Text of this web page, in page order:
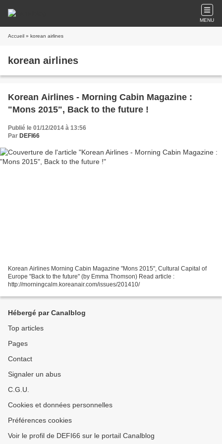
MENU
Accueil » korean airlines
korean airlines
Korean Airlines - Morning Cabin Magazine :
"Mons 2015", Back to the future !
Publié le 01/12/2014 à 13:56
Par DEFI66
Korean Airlines Morning Cabin Magazine "Mons 2015", Cultural Capital of
Europe "Back to the future" (by Emma Thomson) Read article :
http://morningcalm.koreanair.com/issues/201410/
Hébergé par Canalblog
Top articles
Pages
Contact
Signaler un abus
C.G.U.
Cookies et données personnelles
Préférences cookies
Voir le profil de DEFI66 sur le portail Canalblog